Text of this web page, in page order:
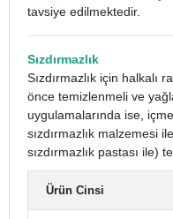
tavsiye edilmektedir.
Sızdırmazlık
Sızdırmazlık için halkalı
önce temizlenmeli ve
uygulamalarında ise,
sızdırmazlık malzemesi
sızdırmazlık pastası ile)
Ürün Cinsi